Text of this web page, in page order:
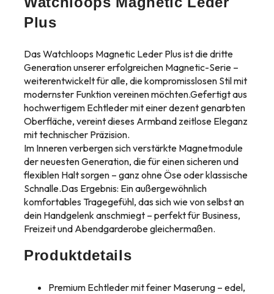
Plus
Das Watchloops Magnetic Leder Plus ist die dritte
Generation unserer erfolgreichen Magnetic-Serie –
weiterentwickelt für alle, die kompromisslosen Stil mit
modernster Funktion vereinen möchten.Gefertigt aus
hochwertigem Echtleder mit einer dezent genarbten
Oberfläche, vereint dieses Armband zeitlose Eleganz
mit technischer Präzision.
Im Inneren verbergen sich verstärkte Magnetmodule
der neuesten Generation, die für einen sicheren und
flexiblen Halt sorgen – ganz ohne Öse oder klassische
Schnalle.Das Ergebnis: Ein außergewöhnlich
komfortables Tragegefühl, das sich wie von selbst an
dein Handgelenk anschmiegt – perfekt für Business,
Freizeit und Abendgarderobe gleichermaßen.
Produktdetails
Premium Echtleder mit feiner Maserung – edel,